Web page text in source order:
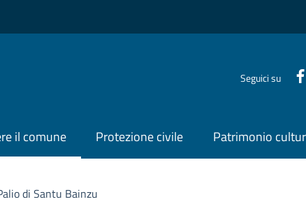
Seguici su
il comune Protezione civile Patrimonio
di Santu Bainzu